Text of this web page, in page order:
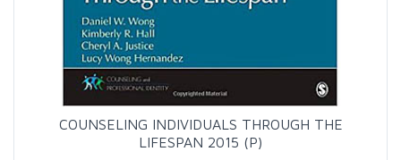
COUNSELING INDIVIDUALS THROUGH THE
LIFESPAN 2015 (P)